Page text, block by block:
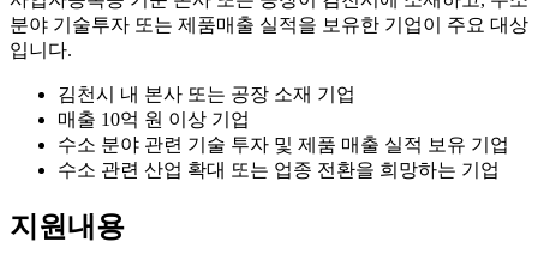
분야 기술투자 또는 제품매출 실적을 보유한 기업이 주요 대상
입니다.
김천시 내 본사 또는 공장 소재 기업
매출 10억 원 이상 기업
수소 분야 관련 기술 투자 및 제품 매출 실적 보유 기업
수소 관련 산업 확대 또는 업종 전환을 희망하는 기업
지원내용